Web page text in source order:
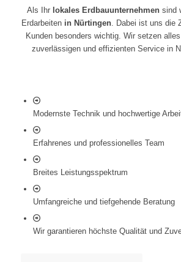
Als Ihr lokales Erdbauunternehmensind
Erdarbeiten in Nürtingen. Dabei ist uns die
Kunden besonders wichtig. Wir setzen
zuverlässigen und effizienten Service in
Modernste Technik und hochwertige
Erfahrenes und professionelles Team
Breites Leistungsspektrum
Umfangreiche und tiefgehende Beratung
Wir garantieren höchste Qualität und